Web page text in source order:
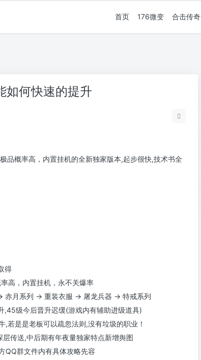
首页 176微变 合击传奇
如何快速的提升
品概率高，内置挂机的全新独家版本,起步很快,技术书全
得
高，内置挂机，永不关爆率
月系列 → 重装衣服 → 屠龙兵器 → 特戒系列
级今后晋升迟缓(游戏内有辅助进级道具)
是是老板可以疏忽法则,没有垃圾的职业！
传送,中后期有年夜量独家特点新增舆图
群文件内有具体攻略先容